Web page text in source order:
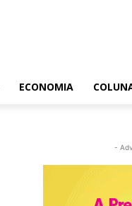
ECONOMIA
-